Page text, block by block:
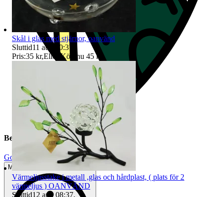
Beskrivning
Gott använt skick
Mindre tecken på användning
Skål i glas med stjärnor, oanvänd
Sluttid11 aug 10:37
Pris:35 kr,Eller Köp nu 45 kr ,.
Värmeljusstake i metall ,glas och hårdplast, ( plats för 2
värmeljus ) OANVÄND
Sluttid12 aug 08:37.